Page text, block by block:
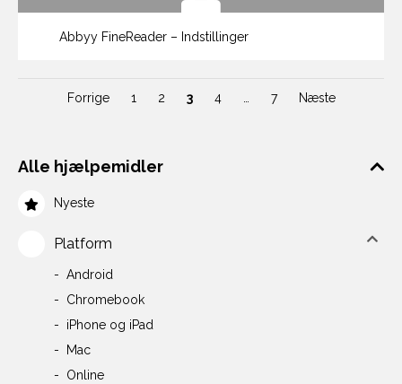
Abbyy FineReader – Indstillinger
Forrige 1 2 3 4 7 Næste
Alle hjælpemidler
Nyeste
Platform
Android
Chromebook
iPhone og iPad
Mac
Online